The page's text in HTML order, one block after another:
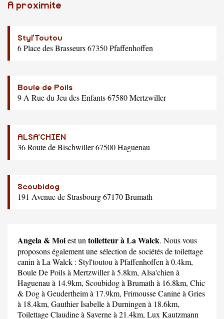
A proximite
Styl'Toutou
6 Place des Brasseurs 67350 Pfaffenhoffen
Boule de Poils
9 A Rue du Jeu des Enfants 67580 Mertzwiller
ALSA'CHIEN
36 Route de Bischwiller 67500 Haguenau
Scoubidog
191 Avenue de Strasbourg 67170 Brumath
Angela & Moiest un toiletteur à La Walck. Nous vous
proposons également une sélection de sociétés de toilettage
canin à La Walck : Styl'toutou à Pfaffenhoffen à 0.4km,
Boule De Poilsà Mertzwiller à 5.8km, Alsa'chien à
Haguenau à 14.9km, Scoubidogà Brumath à 16.8km, Chic
& Dogà Geudertheim à 17.9km, Frimousse Canineà Gries
à 18.4km, Gauthier Isabelleà Durningen à 18.6km,
Toilettage Claudineà Saverne à 21.4km, Lux Kautzmann